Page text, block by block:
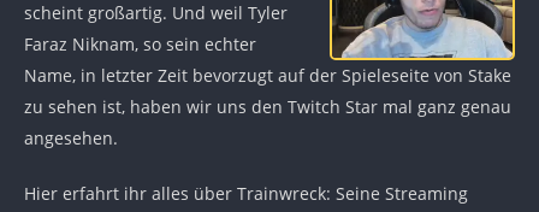
scheint großartig. Und weil Tyler
Faraz Niknam, so sein echter
Name, in letzter Zeit bevorzugt auf der Spieleseite von Stake
zu sehen ist, haben wir uns den Twitch Star mal ganz genau
angesehen.
Hier erfahrt ihr alles über Trainwreck: Seine Streaming